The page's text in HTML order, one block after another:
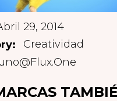
29, 2014
Creatividad